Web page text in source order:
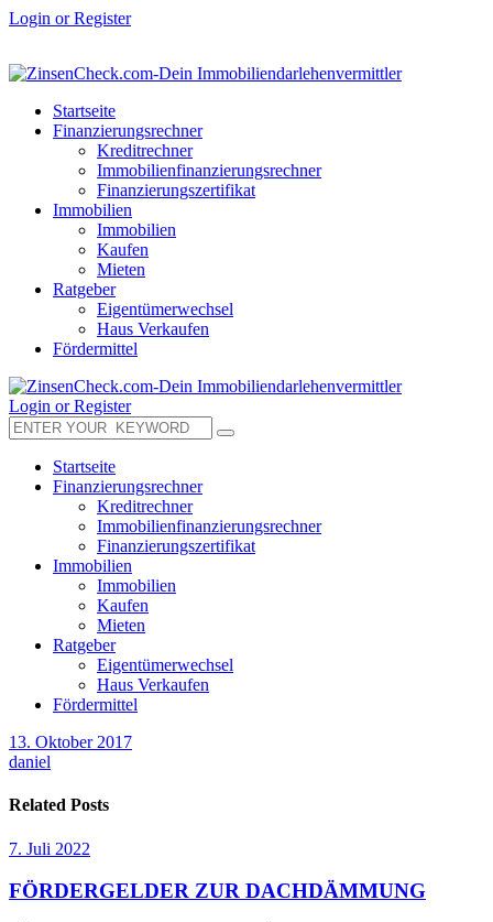
Login or Register
Startseite
Finanzierungsrechner
Kreditrechner
Immobilienfinanzierungsrechner
Finanzierungszertifikat
Immobilien
Immobilien
Kaufen
Mieten
Ratgeber
Eigentümerwechsel
Haus Verkaufen
Fördermittel
Login or Register
Startseite
Finanzierungsrechner
Kreditrechner
Immobilienfinanzierungsrechner
Finanzierungszertifikat
Immobilien
Immobilien
Kaufen
Mieten
Ratgeber
Eigentümerwechsel
Haus Verkaufen
Fördermittel
13. Oktober 2017
daniel
Related Posts
7. Juli 2022
FÖRDERGELDER ZUR DACHDÄMMUNG